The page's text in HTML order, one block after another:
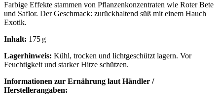
Farbige Effekte stammen von Pflanzenkonzentraten wie Roter Bete
und Saflor. Der Geschmack: zurückhaltend süß mit einem Hauch
Exotik.
Inhalt: 175 g
Lagerhinweis: Kühl, trocken und lichtgeschützt lagern. Vor
Feuchtigkeit und starker Hitze schützen.
Informationen zur Ernährung laut Händler /
Herstellerangaben: